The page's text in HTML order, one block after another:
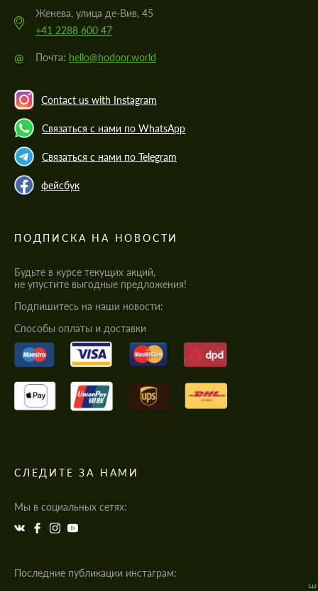
Женева, улица де-Вив, 45
+41 2288 600 47
@ Почта: hello@hodoor.world
Contact us with Instagram
Связаться с нами по WhatsApp
Связаться с нами по Telegram
фейсбук
ПОДПИСКА НА НОВОСТИ
Будьте в курсе текущих акций,
не упустите выгодные предложения!
Подпишитесь на наши новости:
Cпособы оплаты и доставки
СЛЕДИТЕ ЗА НАМИ
Мы в социальных сетях:
Последние публикации инстаграм: